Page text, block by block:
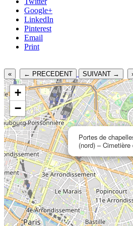
Google+
LinkedIn
Pinterest
Email
Print
« ← PRECEDENT SUIVANT →
Portes de
(nord) –
+
−